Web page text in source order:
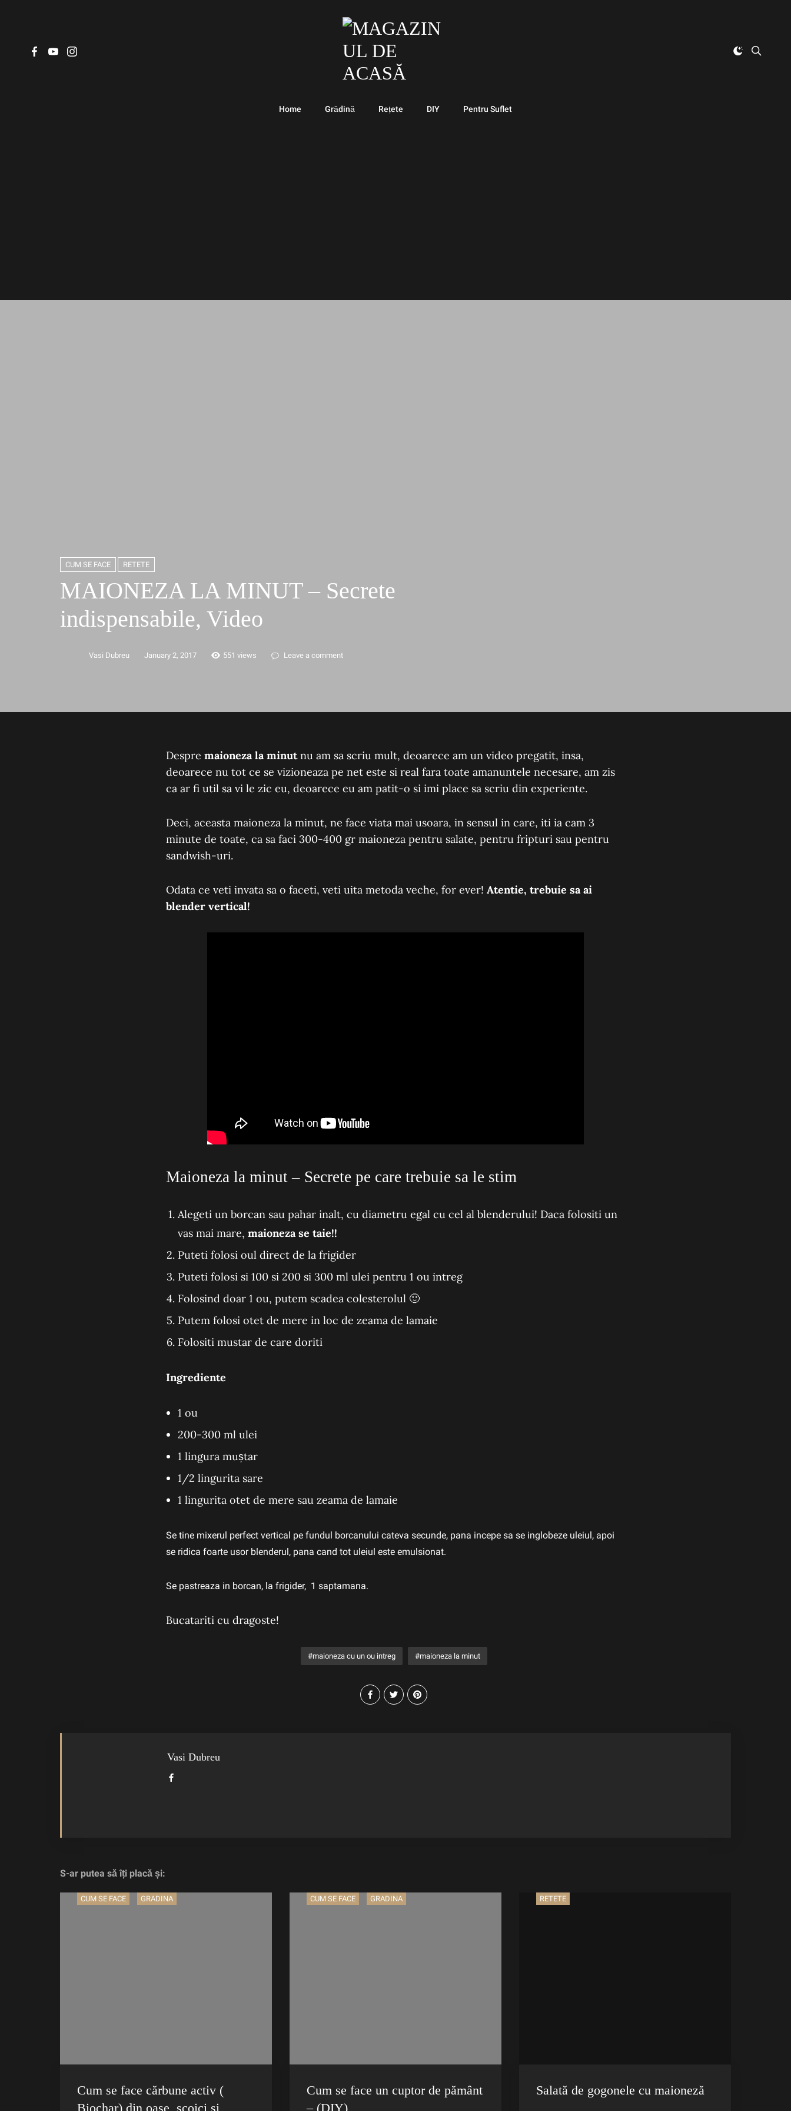
Home Grădină Rețete DIY Pentru Suflet
CUM SE FACE RETETE
MAIONEZA LA MINUT – Secrete
indispensabile, Video
Vasi Dubreu January 2, 2017 551 views Leave a comment
Despre maioneza la minutnu am sa scriu mult, deoarece am un video pregatit, insa,
deoarece nu tot ce se vizioneaza pe net este si real fara toate amanuntele necesare, am zis
ca ar fi util sa vi le zic eu, deoarece eu am patit-o si imi place sa scriu din experiente.
Deci, aceasta maioneza la minut, ne face viata mai usoara, in sensul in care, iti ia cam 3
minute de toate, ca sa faci 300-400 gr maioneza pentru salate, pentru fripturi sau pentru
sandwish-uri.
Odata ce veti invata sa o faceti, veti uita metoda veche, for ever! Atentie, trebuie sa ai
blender vertical!
Maioneza la minut – Secrete pe care trebuie sa le stim
Alegeti un borcan sau pahar inalt, cu diametru egal cu cel al blenderului! Daca folositi un
vas mai mare, maioneza se taie!!
Puteti folosi oul direct de la frigider
Puteti folosi si 100 si 200 si 300 ml ulei pentru 1 ou intreg
Folosind doar 1 ou, putem scadea colesterolul 🙂
Putem folosi otet de mere in loc de zeama de lamaie
Folositi mustar de care doriti
Ingrediente
1 ou
200-300 ml ulei
1 lingura muștar
1/2 lingurita sare
1 lingurita otet de mere sau zeama de lamaie
Se tine mixerul perfect vertical pe fundul borcanului cateva secunde, pana incepe sa se inglobeze uleiul, apoi
se ridica foarte usor blenderul, pana cand tot uleiul este emulsionat.
Se pastreaza in borcan, la frigider, 1 saptamana.
Bucatariti cu dragoste!
maioneza cu un ou intreg maioneza la minut
Vasi Dubreu
S-ar putea să îți placă și:
CUM SE FACE GRADINA
Cum se face cărbune activ (
Biochar) din oase, scoici și
CUM SE FACE GRADINA
Cum se face un cuptor de pământ
– (DIY)
RETETE
Salată de gogonele cu maioneză